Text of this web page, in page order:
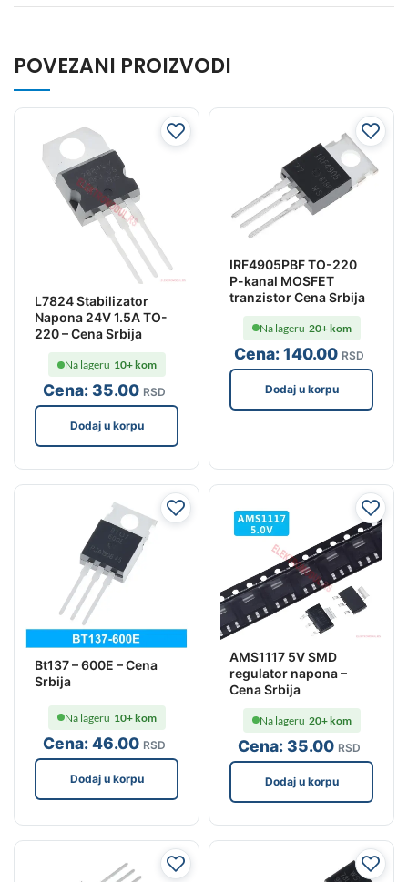
POVEZANI PROIZVODI
L7824 Stabilizator
Napona 24V 1.5A TO-
220 – Cena Srbija
Cena:35.00 RSD
Na lageru 10+ kom
Dodaj u korpu
IRF4905PBF TO-220
P-kanal MOSFET
tranzistor Cena Srbija
Cena:140.00 RSD
Na lageru 20+ kom
Dodaj u korpu
Bt137 – 600E – Cena
Srbija
Cena:46.00 RSD
Na lageru 10+ kom
Dodaj u korpu
AMS1117 5V SMD
regulator napona –
Cena Srbija
Cena:35.00 RSD
Na lageru 20+ kom
Dodaj u korpu